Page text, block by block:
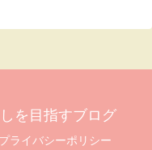
を目指すブログ
プライバシーポリシー